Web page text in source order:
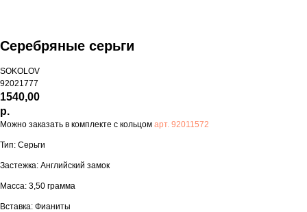
Серебряные серьги
SOKOLOV
92021777
1540,00
р.
Можно заказать в комплекте с кольцом арт. 92011572
Тип: Серьги
Застежка: Английский замок
Масса: 3,50 грамма
Вставка: Фианиты